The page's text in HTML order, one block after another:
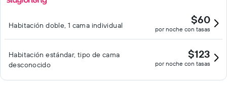
Habitación doble, 1 cama individual $60
por noche con tasas
Habitación estándar, tipo de cama
desconocido
$123
por noche con tasas